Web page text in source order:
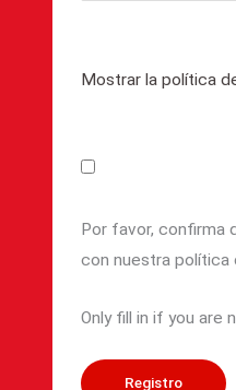
Mostrar la política
Por favor, confirma
con nuestra política
Only fill in if you are